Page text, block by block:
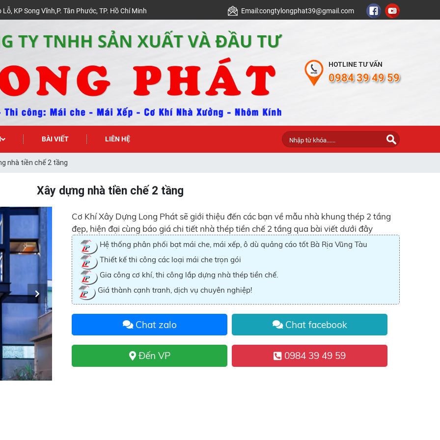
KP Song Vĩnh,P. Tân Phước, TP. Hồ Chí Minh Email:congtylongphat39@gmail.com
HOTLINE TƯ VẤN
0984 39 49 59
BÀI VIẾT LIÊN HỆ
nhà tiền chế 2 tầng
Xây dựng nhà tiền chế 2 tầng
Cơ Khí Xây Dựng Long Phát sẽ giới thiệu đến các bạn về mẫu nhà khung thép 2 tầng
đẹp, hiện đại cùng báo giá chi tiết nhà thép tiền chế 2 tầng qua bài viết dưới đây
Hệ thống phân phối bạt mái che, mái xếp, ô dù quảng cáo tốt Bà Rịa Vũng Tàu
Thiết kế thi công các loại mái che trọn gói
Gia công cơ khí, thi công lắp dựng nhà thép tiền chế.
Giá thành cạnh tranh, dịch vụ chuyên nghiệp!
Chat zalo Chat facebook
Đến VP 0984 39 49 59